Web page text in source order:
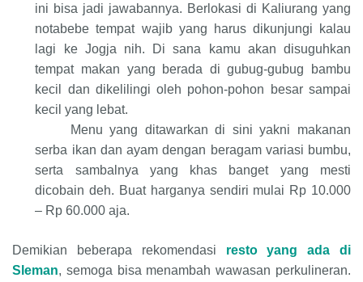
ini bisa jadi jawabannya. Berlokasi di Kaliurang yang
notabebe tempat wajib yang harus dikunjungi kalau
lagi ke Jogja nih. Di sana kamu akan disuguhkan
tempat makan yang berada di gubug-gubug bambu
kecil dan dikelilingi oleh pohon-pohon besar sampai
kecil yang lebat.
Menu yang ditawarkan di sini yakni makanan
serba ikan dan ayam dengan beragam variasi bumbu,
serta sambalnya yang khas banget yang mesti
dicobain deh. Buat harganya sendiri mulai Rp 10.000
– Rp 60.000 aja.
Demikian beberapa rekomendasi resto yang ada di
Sleman, semoga bisa menambah wawasan perkulineran.